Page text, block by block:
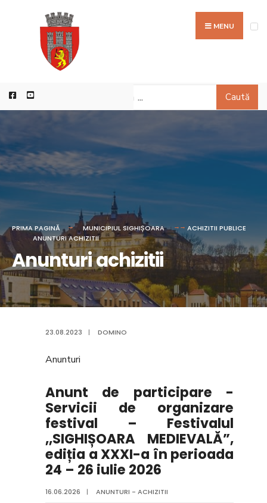
MENU
Caută
PRIMA PAGINĂ MUNICIPIUL SIGHIȘOARA
ACHIZITII PUBLICE
ANUNTURI ACHIZITII
Anunturi achizitii
23.08.2023 | DOMINO
Anunturi
Anunt de participare -
Servicii de organizare
festival – Festivalul
,,SIGHIȘOARA MEDIEVALĂ”,
ediția a XXXI-a în perioada
24 – 26 iulie 2026
16.06.2026 | ANUNTURI - ACHIZITII